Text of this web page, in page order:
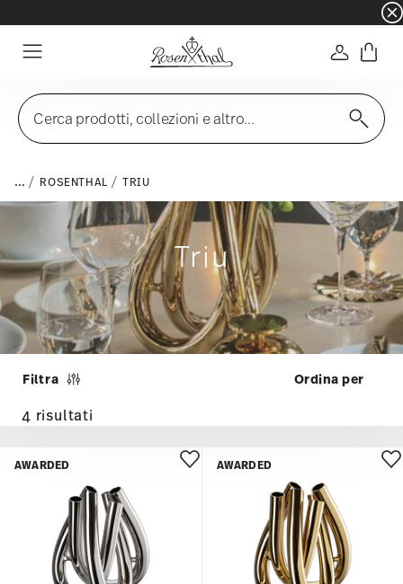
☀️ Summer SALE su articoli e collezioni
Accedi
Cerca prodotti, collezioni e altro...
... ROSENTHAL TRIU
Triu
Filtra
4 risultati
AWARDED AWARDED